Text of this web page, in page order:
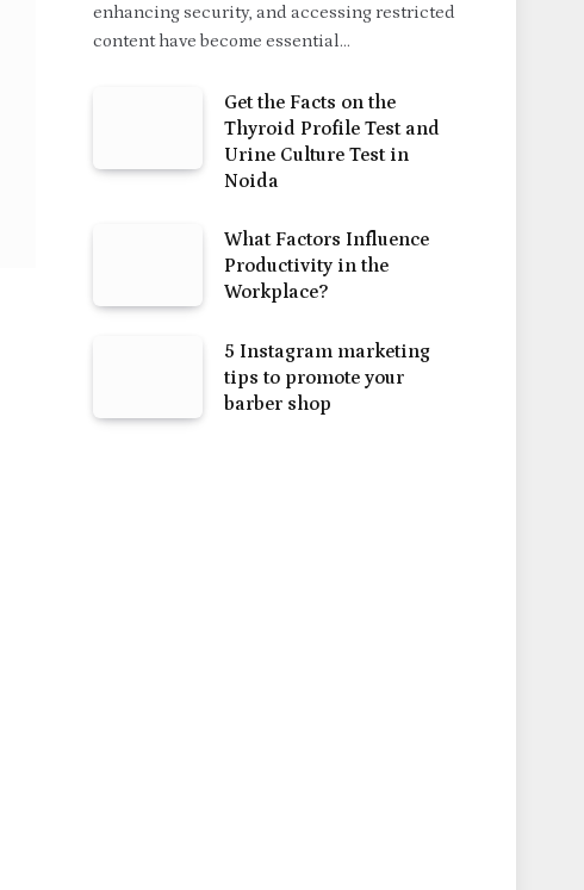
enhancing security, and accessing restricted
content have become essential…
Get the Facts on the
Thyroid Profile Test and
Urine Culture Test in
Noida
What Factors Influence
Productivity in the
Workplace?
5 Instagram marketing
tips to promote your
barber shop